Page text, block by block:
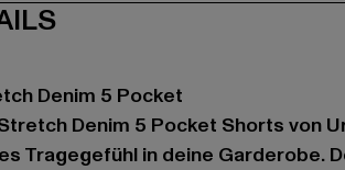
Denim 5 Pocket
Denim 5 Pocket Shorts von
Tragegefühl in deine Garderobe.